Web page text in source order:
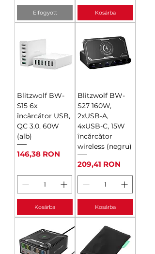
Elfogyott Kosárba
Blitzwolf BW-
S15 6x
încărcător USB,
QC 3.0, 60W
(alb)
Ár
146,38 RON
Kosárba
Blitzwolf BW-
S27 160W,
2xUSB-A,
4xUSB-C, 15W
încărcător
wireless (negru)
Ár
209,41 RON
Kosárba